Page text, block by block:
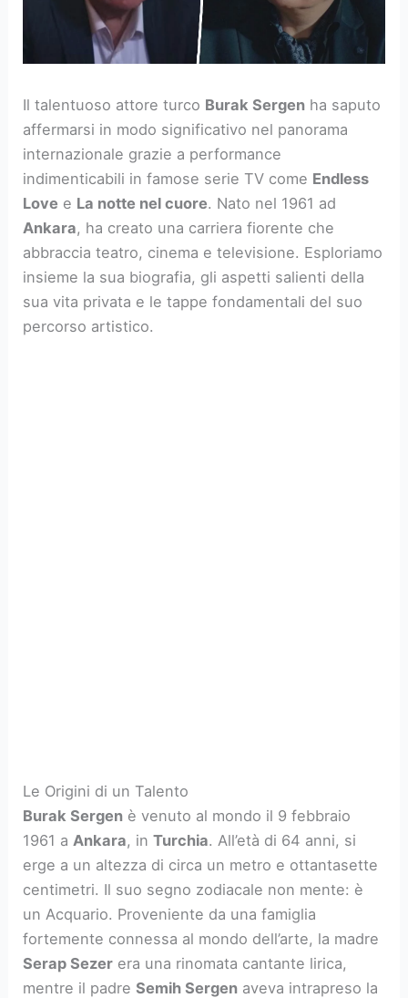
Il talentuoso attore turco Burak Sergen ha saputo
affermarsi in modo significativo nel panorama
internazionale grazie a performance
indimenticabili in famose serie TV come Endless
Love e La notte nel cuore. Nato nel 1961 ad
Ankara, ha creato una carriera fiorente che
abbraccia teatro, cinema e televisione. Esploriamo
insieme la sua biografia, gli aspetti salienti della
sua vita privata e le tappe fondamentali del suo
percorso artistico.
Le Origini di un Talento
Burak Sergen è venuto al mondo il 9 febbraio
1961 a Ankara, inTurchia. All’età di 64 anni, si
erge a un altezza di circa un metro e ottantasette
centimetri. Il suo segno zodiacale non mente: è
un Acquario. Proveniente da una famiglia
fortemente connessa al mondo dell’arte, la madre
Serap Sezer era una rinomata cantante lirica,
mentre il padreSemih Sergen aveva intrapreso la